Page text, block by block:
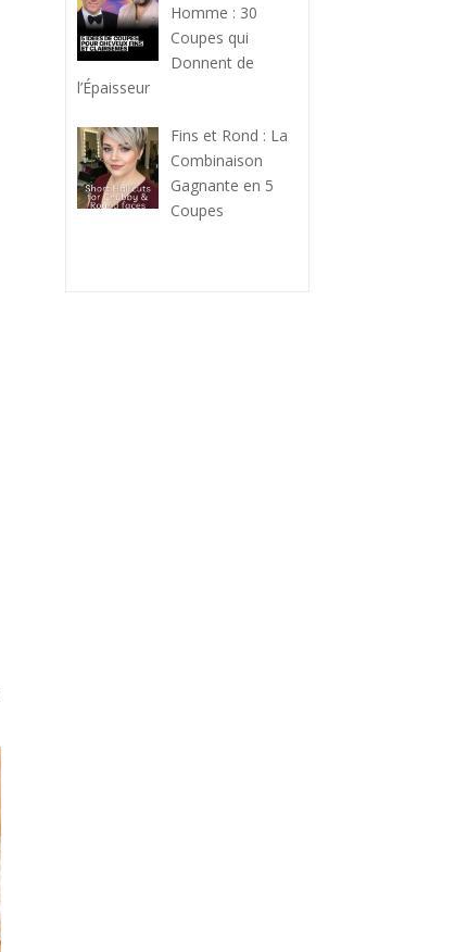
Homme : 30
Coupes qui
Donnent de
l’Épaisseur
Fins et Rond : La
Combinaison
Gagnante en 5
Coupes